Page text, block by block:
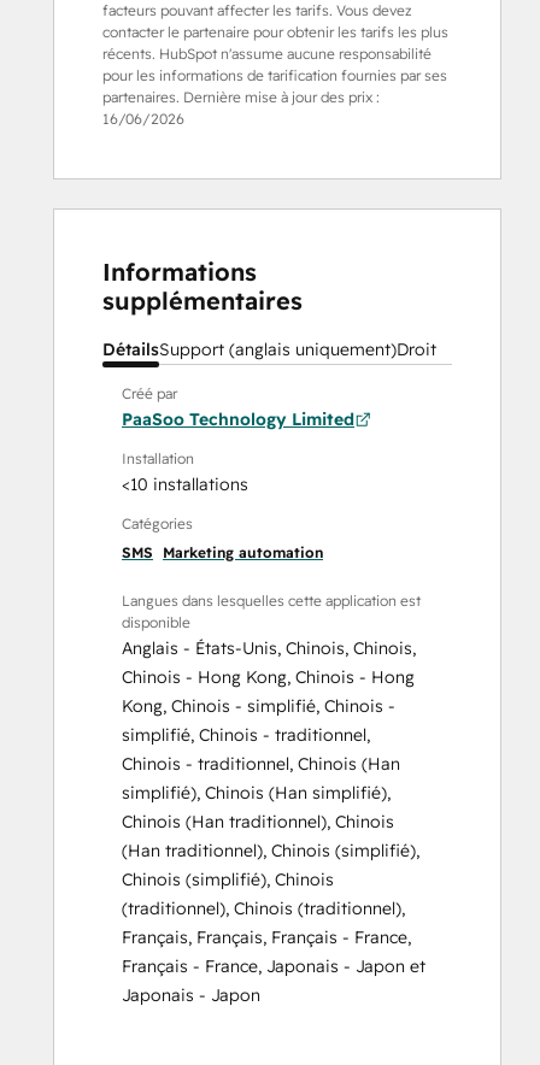
facteurs pouvant affecter les tarifs. Vous devez
contacter le partenaire pour obtenir les tarifs les plus
récents. HubSpot n'assume aucune responsabilité
pour les informations de tarification fournies par ses
partenaires. Dernière mise à jour des prix :
16/06/2026
Informations
supplémentaires
DétailsSupport (anglais uniquement)Droit
Créé par
PaaSoo Technology Limited
Installation
<10 installations
Catégories
SMS
Marketing automation
Langues dans lesquelles cette application est
disponible
Anglais - États-Unis, Chinois, Chinois,
Chinois - Hong Kong, Chinois - Hong
Kong, Chinois - simplifié, Chinois -
simplifié, Chinois - traditionnel,
Chinois - traditionnel, Chinois (Han
simplifié), Chinois (Han simplifié),
Chinois (Han traditionnel), Chinois
(Han traditionnel), Chinois (simplifié),
Chinois (simplifié), Chinois
(traditionnel), Chinois (traditionnel),
Français, Français, Français - France,
Français - France, Japonais - Japon et
Japonais - Japon